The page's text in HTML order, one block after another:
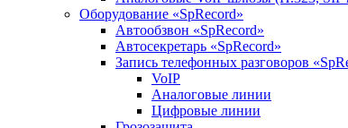
Оборудование «SpRecord»
Автообзвон «SpRecord»
Автосекретарь «SpRecord»
Запись телефонных разговоров
VoIP
Аналоговые линии
Цифровые линии